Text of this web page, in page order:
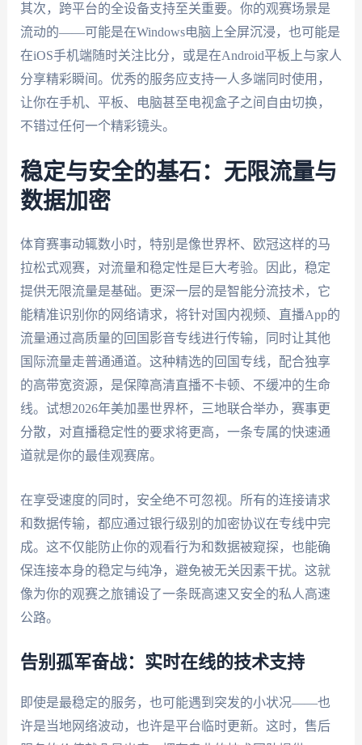
其次，跨平台的全设备支持至关重要。你的观赛场景是
流动的——可能是在Windows电脑上全屏沉浸，也可能是
在iOS手机端随时关注比分，或是在Android平板上与家人
分享精彩瞬间。优秀的服务应支持一人多端同时使用，
让你在手机、平板、电脑甚至电视盒子之间自由切换，
不错过任何一个精彩镜头。
稳定与安全的基石：无限流量与
数据加密
体育赛事动辄数小时，特别是像世界杯、欧冠这样的马
拉松式观赛，对流量和稳定性是巨大考验。因此，稳定
提供无限流量是基础。更深一层的是智能分流技术，它
能精准识别你的网络请求，将针对国内视频、直播App的
流量通过高质量的回国影音专线进行传输，同时让其他
国际流量走普通通道。这种精选的回国专线，配合独享
的高带宽资源，是保障高清直播不卡顿、不缓冲的生命
线。试想2026年美加墨世界杯，三地联合举办，赛事更
分散，对直播稳定性的要求将更高，一条专属的快速通
道就是你的最佳观赛席。
在享受速度的同时，安全绝不可忽视。所有的连接请求
和数据传输，都应通过银行级别的加密协议在专线中完
成。这不仅能防止你的观看行为和数据被窥探，也能确
保连接本身的稳定与纯净，避免被无关因素干扰。这就
像为你的观赛之旅铺设了一条既高速又安全的私人高速
公路。
告别孤军奋战：实时在线的技术支持
即使是最稳定的服务，也可能遇到突发的小状况——也
许是当地网络波动，也许是平台临时更新。这时，售后